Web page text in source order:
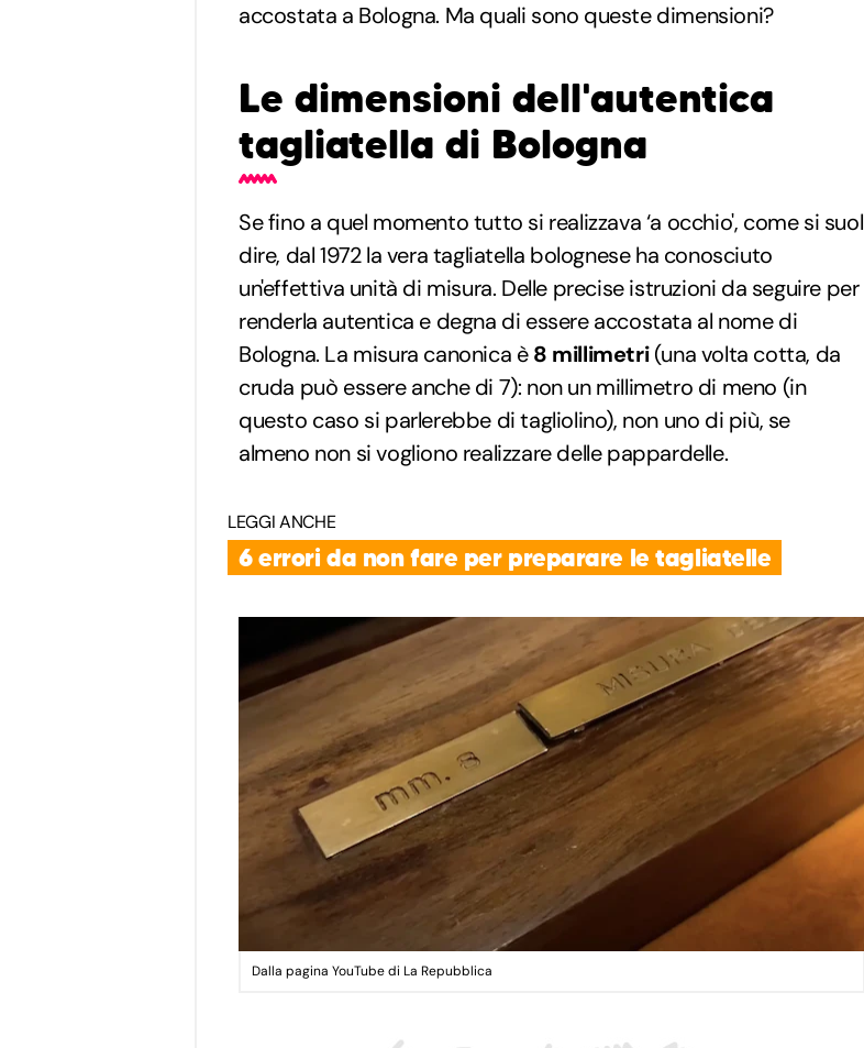
accostata a Bologna. Ma quali sono queste dimensioni?
Le dimensioni dell'autentica
tagliatella di Bologna
Se fino a quel momento tutto si realizzava ‘a occhio', come si suol
dire, dal 1972 la vera tagliatella bolognese ha conosciuto
un'effettiva unità di misura. Delle precise istruzioni da seguire per
renderla autentica e degna di essere accostata al nome di
Bologna. La misura canonica è8 millimetri(una volta cotta, da
cruda può essere anche di 7): non un millimetro di meno (in
questo caso si parlerebbe di tagliolino), non uno di più, se
almeno non si vogliono realizzare delle pappardelle.
LEGGI ANCHE
6 errori da non fare per preparare le tagliatelle
Dalla pagina YouTube di La Repubblica